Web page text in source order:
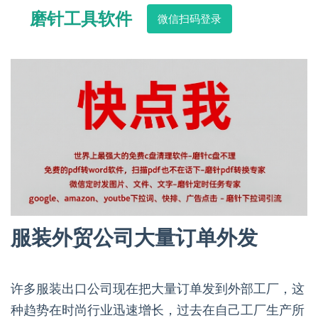
磨针工具软件 微信扫码登录
服装外贸公司大量订单外发
许多服装出口公司现在把大量订单发到外部工厂，这
种趋势在时尚行业迅速增长，过去在自己工厂生产所